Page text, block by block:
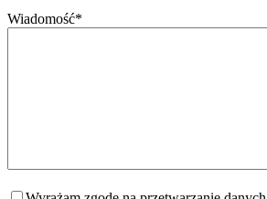
Wiadomość*